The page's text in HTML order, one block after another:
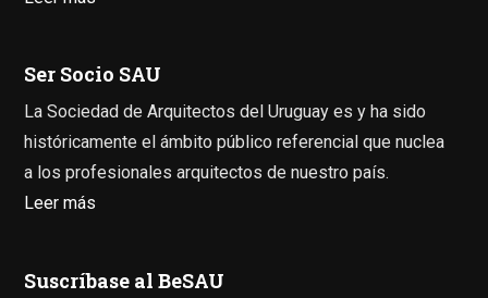
Ser Socio SAU
La Sociedad de Arquitectos del Uruguay es y ha sido
históricamente el ámbito público referencial que nuclea
a los profesionales arquitectos de nuestro país.
Leer más
Suscríbase al BeSAU